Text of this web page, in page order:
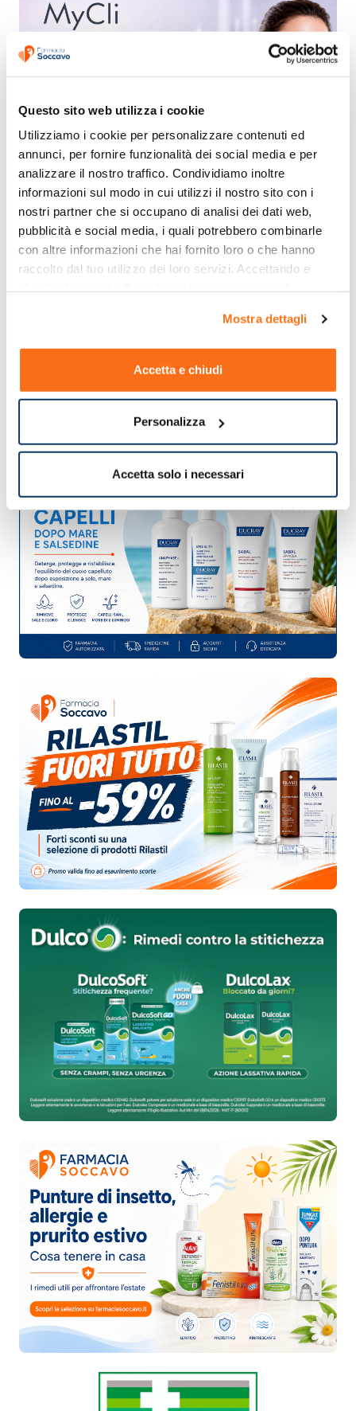
Questo sito web utilizza i cookie
Utilizziamo i cookie per personalizzare contenuti ed
annunci, per fornire funzionalità dei social media e per
analizzare il nostro traffico. Condividiamo inoltre
informazioni sul modo in cui utilizzi il nostro sito con i
nostri partner che si occupano di analisi dei dati web,
pubblicità e social media, i quali potrebbero combinarle
con altre informazioni che hai fornito loro o che hanno
raccolto dal tuo utilizzo dei loro servizi. Accettando e
Mostra dettagli
Accetta e chiudi
Personalizza
Accetta solo i necessari